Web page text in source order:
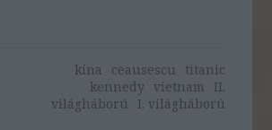
kína ceausescu
titanic
kennedy vietnam
II.
világháború
I. világháború